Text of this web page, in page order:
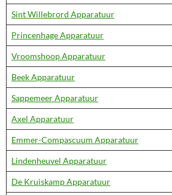
Sint Willebrord Apparatuur
Princenhage Apparatuur
Vroomshoop Apparatuur
Beek Apparatuur
Sappemeer Apparatuur
Axel Apparatuur
Emmer-Compascuum Apparatuur
Lindenheuvel Apparatuur
De Kruiskamp Apparatuur